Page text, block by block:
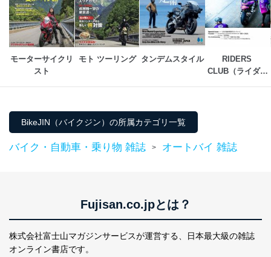
個人情報保護管理者: 経営管理グループディレクター 前
田 嘉也
２．利用目的
当社が取り扱う開示対象個人情報の利用目的は次のとお
りです。
当社の定期購読サ
ービス等をご利用
ｅメール等による商品、サービ
のため
広告のため
2
当社にお問合わせ
いただいた方の個
人情報
お問い合わせ対応、トラブル対
処、オペレーター教育など応対品
質向上のため
モーターサイクリ
スト
モト ツーリング タンデムスタイル
RIDERS
CLUB（ライダー
BikeJIN（バイクジン）の所属カテゴリ一覧
バイク・自動車・乗り物 雑誌 > オートバイ 雑誌
Fujisan.co.jpとは？
株式会社富士山マガジンサービスが運営する、
日本最大級の雑誌
オンライン書店です。